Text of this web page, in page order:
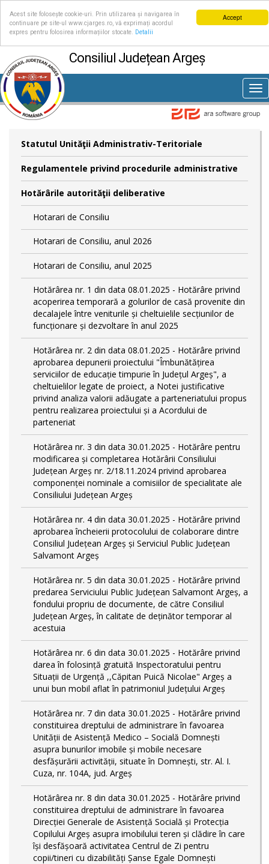
Accept
Acest site folosește cookie-uri. Prin utilizarea și navigarea în
continuare pe site-ul www.cjarges.ro, vă exprimați acordul
expres pentru folosirea informațiilor stocate.
Detalii
Consiliul Județean Argeș
Statutul Unităţii Administrativ-Teritoriale
Regulamentele privind procedurile administrative
Hotărârile autorităţii deliberative
Hotarari de Consiliu
Hotarari de Consiliu, anul 2026
Hotarari de Consiliu, anul 2025
Hotărârea nr. 1 din data 08.01.2025 - Hotărâre privind
acoperirea temporară a golurilor de casă provenite din
decalajele între veniturile și cheltuielile secțiunilor de
funcționare și dezvoltare în anul 2025
Hotărârea nr. 2 din data 08.01.2025 - Hotărâre privind
aprobarea depunerii proiectului "Îmbunătățirea
serviciilor de educație timpurie în Județul Argeș", a
cheltuielilor legate de proiect, a Notei justificative
privind analiza valorii adăugate a parteneriatului propus
pentru realizarea proiectului și a Acordului de
parteneriat
Hotărârea nr. 3 din data 30.01.2025 - Hotărâre pentru
modificarea și completarea Hotărârii Consiliului
Județean Argeș nr. 2/18.11.2024 privind aprobarea
componenței nominale a comisiilor de specialitate ale
Consiliului Județean Argeș
Hotărârea nr. 4 din data 30.01.2025 - Hotărâre privind
aprobarea încheierii protocolului de colaborare dintre
Consiliul Județean Argeș și Serviciul Public Județean
Salvamont Argeș
Hotărârea nr. 5 din data 30.01.2025 - Hotărâre privind
predarea Serviciului Public Județean Salvamont Argeș, a
fondului propriu de documente, de către Consiliul
Județean Argeș, în calitate de deținător temporar al
acestuia
Hotărârea nr. 6 din data 30.01.2025 - Hotărâre privind
darea în folosință gratuită Inspectoratului pentru
Situații de Urgență ,,Căpitan Puică Nicolae" Argeș a
unui bun mobil aflat în patrimoniul Județului Argeș
Hotărârea nr. 7 din data 30.01.2025 - Hotărâre privind
constituirea dreptului de administrare în favoarea
Unității de Asistență Medico – Socială Domnești
asupra bunurilor imobile și mobile necesare
desfășurării activității, situate în Domnești, str. Al. I.
Cuza, nr. 104A, jud. Argeș
Hotărârea nr. 8 din data 30.01.2025 - Hotărâre privind
constituirea dreptului de administrare în favoarea
Direcției Generale de Asistență Socială și Protecția
Copilului Argeș asupra imobilului teren și clădire în care
își desfășoară activitatea Centrul de Zi pentru
copii/tineri cu dizabilități Șanse Egale Domnești